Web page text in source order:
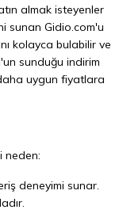
almak isteyenler
sunan Gidio.com'u
kolayca bulabilir ve
sunduğu indirim
uygun fiyatlara
neden:
deneyimi sunar.